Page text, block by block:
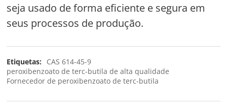
seja usado de forma eficiente e segura em
seus processos de produção.
Etiquetas:
CAS 614-45-9
peroxibenzoato de terc-butila de alta qualidade
Fornecedor de peroxibenzoato de terc-butila